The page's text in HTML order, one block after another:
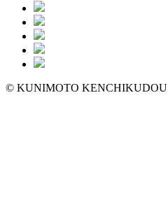
© KUNIMOTO KENCHIKUDOU